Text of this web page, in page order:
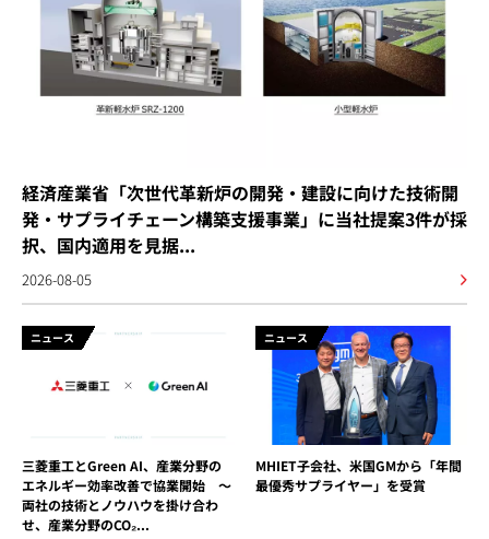
経済産業省「次世代革新炉の開発・建設に向けた技術開
発・サプライチェーン構築支援事業」に当社提案3件が採
択、国内適用を見据...
2026-08-05
ニュース
三菱重工とGreen AI、産業分野の
エネルギー効率改善で協業開始 ～
両社の技術とノウハウを掛け合わ
せ、産業分野のCO₂...
ニュース
MHIET子会社、米国GMから「年間
最優秀サプライヤー」を受賞